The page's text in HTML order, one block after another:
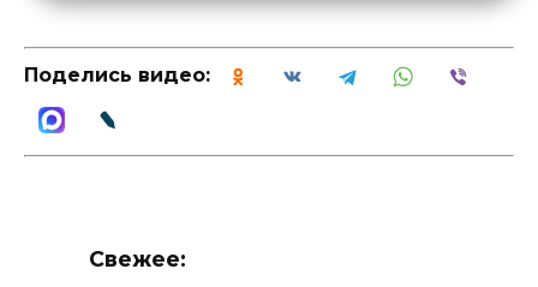
Поделись видео:
Свежее: